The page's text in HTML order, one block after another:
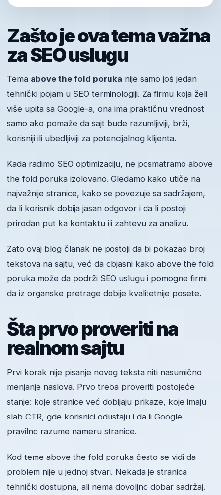
Zašto je ova tema važna
za SEO uslugu
Tema above the fold poruka nije samo još jedan
tehnički pojam u SEO terminologiji. Za firmu koja želi
više upita sa Google-a, ona ima praktičnu vrednost
samo ako pomaže da sajt bude razumljiviji, brži,
korisniji ili ubedljiviji za potencijalnog klijenta.
Kada radimo SEO optimizaciju, ne posmatramo above
the fold poruka izolovano. Gledamo kako utiče na
najvažnije stranice, kako se povezuje sa sadržajem,
da li korisnik dobija jasan odgovor i da li postoji
prirodan put ka kontaktu ili zahtevu za analizu.
Zato ovaj blog članak ne postoji da bi pokazao broj
tekstova na sajtu, već da objasni kako above the fold
poruka može da podrži SEO uslugu i pomogne firmi
da iz organske pretrage dobije kvalitetnije posete.
Šta prvo proveriti na
realnom sajtu
Prvi korak nije pisanje novog teksta niti nasumično
menjanje naslova. Prvo treba proveriti postojeće
stanje: koje stranice već dobijaju prikaze, koje imaju
slab CTR, gde korisnici odustaju i da li Google
pravilno razume nameru stranice.
Kod teme above the fold poruka često se vidi da
problem nije u jednoj stvari. Nekada je stranica
tehnički dostupna, ali nema dovoljno dobar sadržaj.